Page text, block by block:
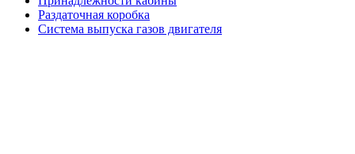
Раздаточная коробка
Система выпуска газов двигателя